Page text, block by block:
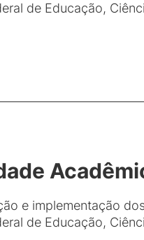
de Educação,
e implementação
de Educação,